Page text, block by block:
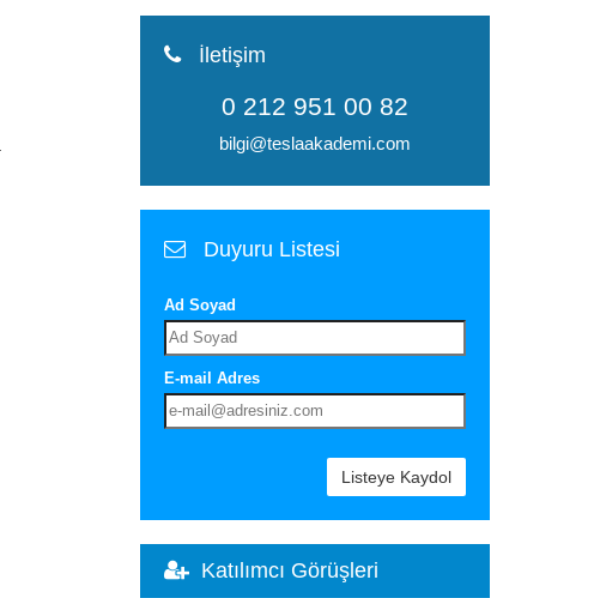
İletişim
0 212 951 00 82
bilgi@teslaakademi.com
Duyuru Listesi
Ad Soyad
E-mail Adres
Listeye Kaydol
Katılımcı Görüşleri